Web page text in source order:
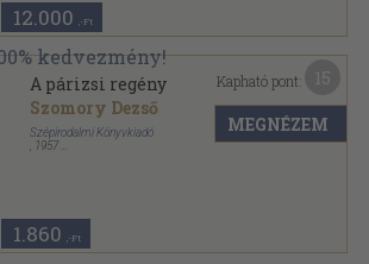
12.000 ,-Ft
A párizsi regény
Szomory Dezső
Szépirodalmi Könyvkiadó
1957
1.860 ,-Ft
Kapható pont:
MEGNÉZEM